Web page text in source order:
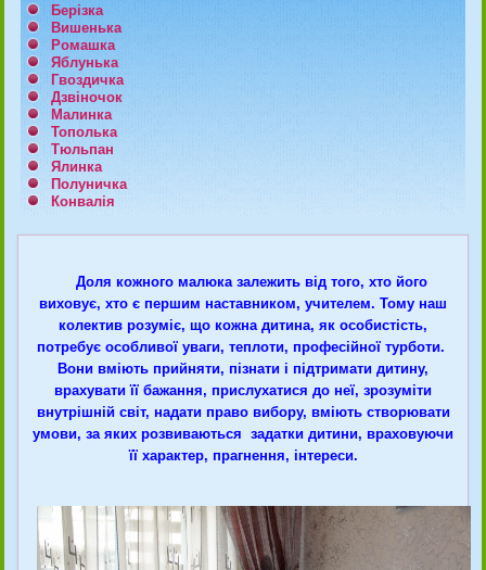
Берізка
Вишенька
Ромашка
Яблунька
Гвоздичка
Дзвіночок
Малинка
Тополька
Тюльпан
Ялинка
Полуничка
Конвалія
Доля кожного малюка залежить від того, хто його
виховує, хто є першим наставником, учителем. Тому наш
колектив розуміє, що кожна дитина, як особистість,
потребує особливої уваги, теплоти, професійної турботи.
Вони вміють прийняти, пізнати і підтримати дитину,
врахувати її бажання, прислухатися до неї, зрозуміти
внутрішній світ, надати право вибору, вміють створювати
умови, за яких розвиваються задатки дитини, враховуючи
її характер, прагнення, інтереси.